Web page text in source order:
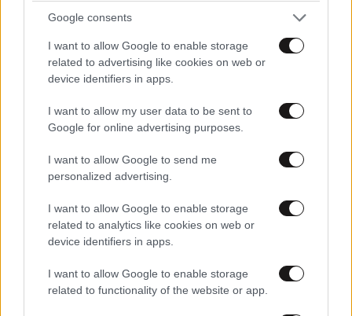
Google consents
I want to allow Google to enable storage
related to advertising like cookies on web or
device identifiers in apps.
I want to allow my user data to be sent to
Google for online advertising purposes.
I want to allow Google to send me
personalized advertising.
I want to allow Google to enable storage
related to analytics like cookies on web or
device identifiers in apps.
I want to allow Google to enable storage
related to functionality of the website or app.
από τη βασιλική οικογένεια της Ισπανίας